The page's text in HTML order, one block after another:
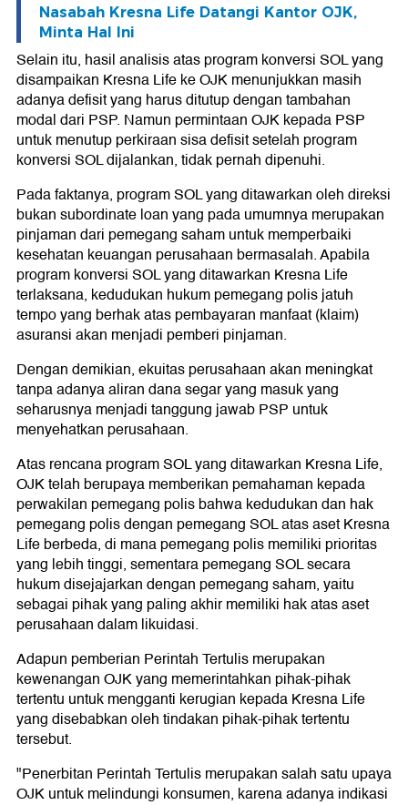
Nasabah Kresna Life Datangi Kantor OJK,
Minta Hal Ini
Selain itu, hasil analisis atas program konversi SOL yang
disampaikan Kresna Life ke OJK menunjukkan masih
adanya defisit yang harus ditutup dengan tambahan
modal dari PSP. Namun permintaan OJK kepada PSP
untuk menutup perkiraan sisa defisit setelah program
konversi SOL dijalankan, tidak pernah dipenuhi.
Pada faktanya, program SOL yang ditawarkan oleh direksi
bukan subordinate loan yang pada umumnya merupakan
pinjaman dari pemegang saham untuk memperbaiki
kesehatan keuangan perusahaan bermasalah. Apabila
program konversi SOL yang ditawarkan Kresna Life
terlaksana, kedudukan hukum pemegang polis jatuh
tempo yang berhak atas pembayaran manfaat (klaim)
asuransi akan menjadi pemberi pinjaman.
Dengan demikian, ekuitas perusahaan akan meningkat
tanpa adanya aliran dana segar yang masuk yang
seharusnya menjadi tanggung jawab PSP untuk
menyehatkan perusahaan.
Atas rencana program SOL yang ditawarkan Kresna Life,
OJK telah berupaya memberikan pemahaman kepada
perwakilan pemegang polis bahwa kedudukan dan hak
pemegang polis dengan pemegang SOL atas aset Kresna
Life berbeda, di mana pemegang polis memiliki prioritas
yang lebih tinggi, sementara pemegang SOL secara
hukum disejajarkan dengan pemegang saham, yaitu
sebagai pihak yang paling akhir memiliki hak atas aset
perusahaan dalam likuidasi.
Adapun pemberian Perintah Tertulis merupakan
kewenangan OJK yang memerintahkan pihak-pihak
tertentu untuk mengganti kerugian kepada Kresna Life
yang disebabkan oleh tindakan pihak-pihak tertentu
tersebut.
"Penerbitan Perintah Tertulis merupakan salah satu upaya
OJK untuk melindungi konsumen, karena adanya indikasi